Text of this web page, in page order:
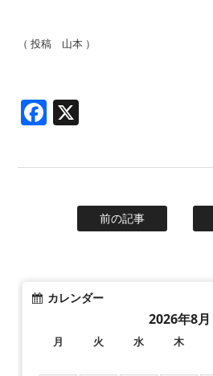
（ 投稿 山本 ）
Facebook
前の記事
カレンダー
2026年8月
月 火 水 木